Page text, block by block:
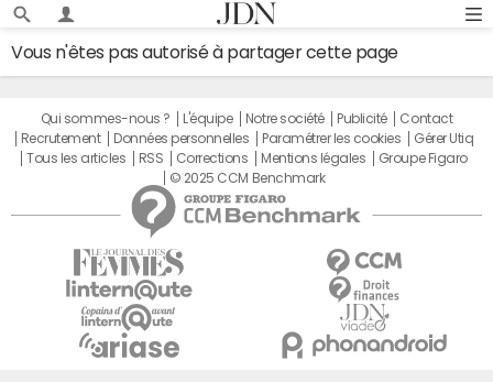
Vous n'êtes pas autorisé à partager cette page
Qui sommes-nous ? L'équipe Notre société Publicité
Contact
Recrutement
Données personnelles Paramétrer les cookies
Gérer Utiq
Tous les articles
RSS Corrections Mentions légales
Groupe Figaro
© 2025 CCM Benchmark